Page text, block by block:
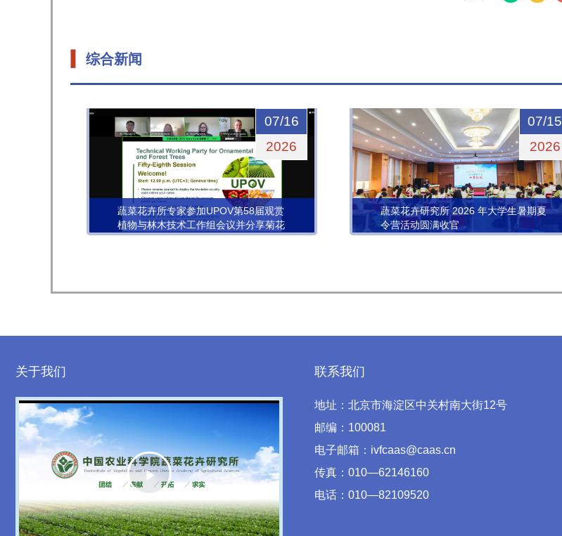
综合新闻
07/16
2026
蔬菜花卉所专家参加UPOV第58届观赏
植物与林木技术工作组会议并分享菊花
图像分析技术的应用进展
07/15
2026
蔬菜花卉研究所 2026 年大学生暑期夏
令营活动圆满收官
关于我们
Play
联系我们
地址：北京市海淀区中关村南大街12号
邮编：100081
电子邮箱：ivfcaas@caas.cn
传真：010—62146160
电话：010—82109520